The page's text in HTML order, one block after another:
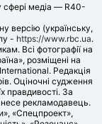
сфері медіа — R40-
версію (українську,
- https://www.rbc.ua.
Всі фотографії на
розміщені на
Редакція
Оціночні судження
правдивості. За
несе рекламодавець.
«Спецпроект»,